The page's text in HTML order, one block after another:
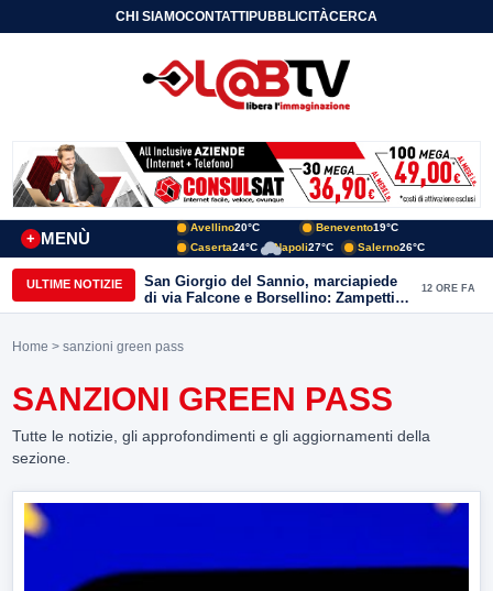
CHI SIAMOCONTATTIPUBBLICITÀCERCA
MENÙ
+
Avellino20°C Benevento19°C
Caserta24°C Napoli27°C Salerno26°C
ULTIME NOTIZIE
San Giorgio del Sannio, marciapiede
di via Falcone e Borsellino: Zampetti e
Lombardi replicano alle polemiche
12 ORE FA
Home > sanzioni green pass
SANZIONI GREEN PASS
Tutte le notizie, gli approfondimenti e gli aggiornamenti della
sezione.